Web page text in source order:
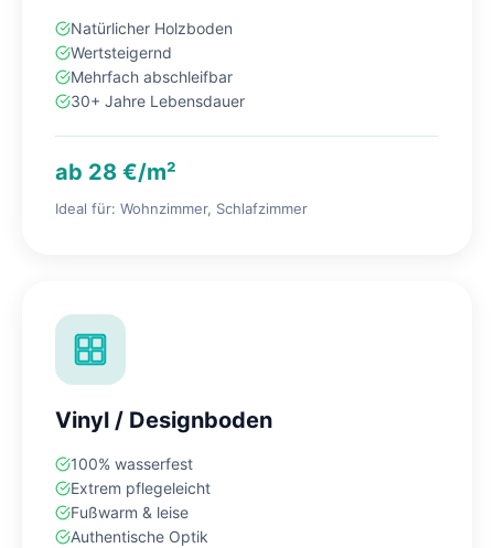
Natürlicher Holzboden
Wertsteigernd
Mehrfach abschleifbar
30+ Jahre Lebensdauer
ab 28 €/m²
Ideal für: Wohnzimmer, Schlafzimmer
Vinyl / Designboden
100% wasserfest
Extrem pflegeleicht
Fußwarm & leise
Authentische Optik